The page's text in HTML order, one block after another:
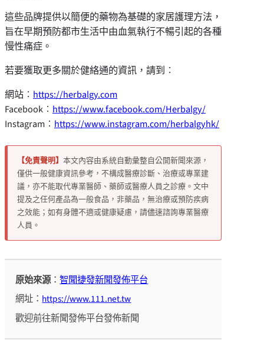
這些品牌提供以簡便的藥物為基礎的家居護理方法，
旨在早期預防都市生活中由血氣執行不暢引起的各種
慢性痛症。
若要獲取更多關於健絡通的資訊，請到︰
網站︰ https://herbalgy.com
Facebook︰ https://www.facebook.com/Herbalgy/
Instagram︰ https://www.instagram.com/herbalgyhk/
【免責聲明】 本文內容由系統自動彙整自公開新聞來源，
僅供一般健康資訊參考，不構成醫療診斷、治療或專業建
議，亦不能取代專業醫師、藥師或醫療人員之診療。文中
提及之任何產品為一般食品，非藥品，無治療或預防疾病
之效能；如有身體不適或健康疑慮，請儘速諮詢專業醫療
人員。
原始來源：智聞捷發新聞發佈平台
網址：https://www.111.net.tw
歡迎前往新聞發佈平台發佈新聞